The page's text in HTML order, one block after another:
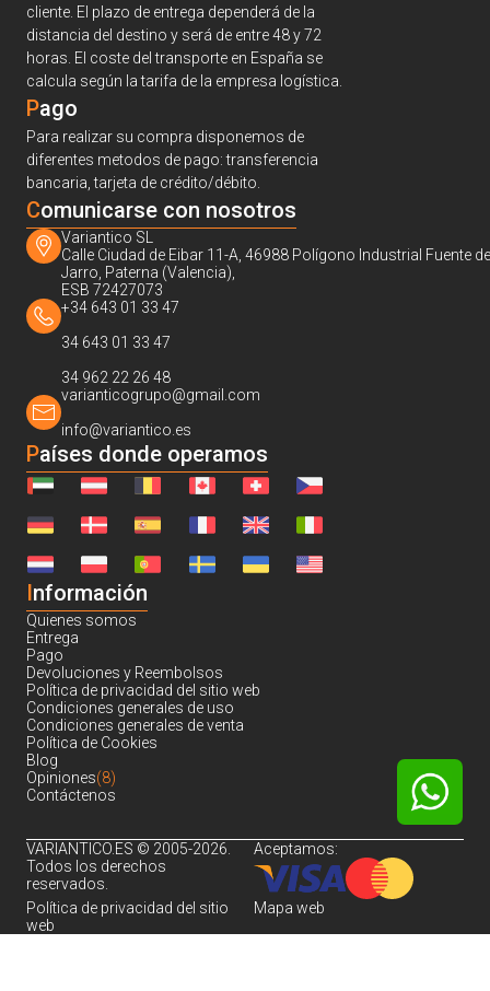
cliente. El plazo de entrega dependerá de la
distancia del destino y será de entre 48 y 72
horas. El coste del transporte en España se
calcula según la tarifa de la empresa logística.
Pago
Para realizar su compra disponemos de
diferentes metodos de pago: transferencia
bancaria, tarjeta de crédito/débito.
Comunicarse con nosotros
Variantico SL
Calle Ciudad de Eibar 11-A, 46988 Polígono Industrial Fuente
Jarro, Paterna (Valencia),
ESB 72427073
+34 643 01 33 47
34 643 01 33 47
34 962 22 26 48
varianticogrupo@gmail.com
info@variantico.es
Países donde operamos
Información
Quienes somos
Entrega
Pago
Devoluciones y Reembolsos
Política de privacidad del sitio web
Condiciones generales de uso
Condiciones generales de venta
Política de Cookies
Blog
Opiniones(8)
Contáctenos
VARIANTICO.ES © 2005-2026.
Todos los derechos
reservados.
Aceptamos:
Política de privacidad del sitio
web
Mapa web